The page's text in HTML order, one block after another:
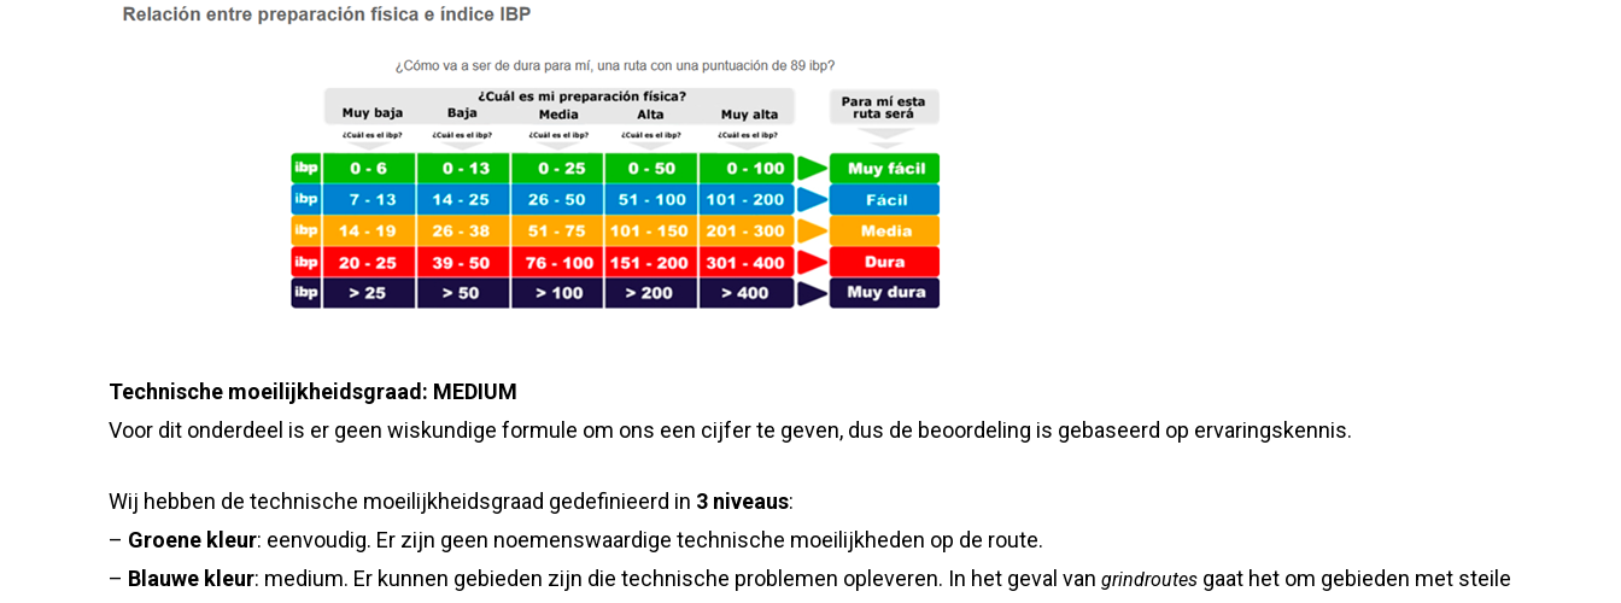
Technische moeilijkheidsgraad: MEDIUM
Voor dit onderdeel is er geen wiskundige formule om ons een cijfer te geven, dus de beoordeling is gebaseerd op ervaringskennis.
Wij hebben de technische moeilijkheidsgraad gedefinieerd in 3 niveaus:
– Groene kleur: eenvoudig. Er zijn geen noemenswaardige technische moeilijkheden op de route.
– Blauwe kleur: medium. Er kunnen gebieden zijn die technische problemen opleveren. In het geval van grindroutes gaat het om gebieden met steile